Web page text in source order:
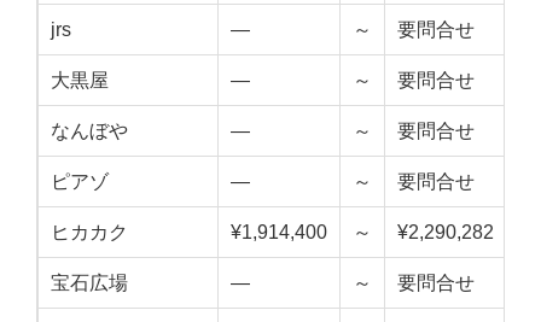
jrs — ～ 要問合せ
大黒屋 — ～ 要問合せ
なんぼや — ～ 要問合せ
ピアゾ — ～ 要問合せ
ヒカカク ¥1,914,400 ～ ¥2,290,282
宝石広場 — ～ 要問合せ